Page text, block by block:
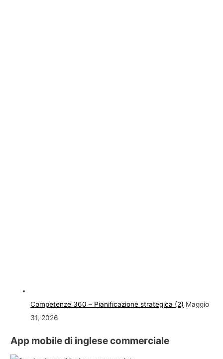
Competenze 360 – Pianificazione strategica (2) Maggio
31, 2026
App mobile di inglese commerciale